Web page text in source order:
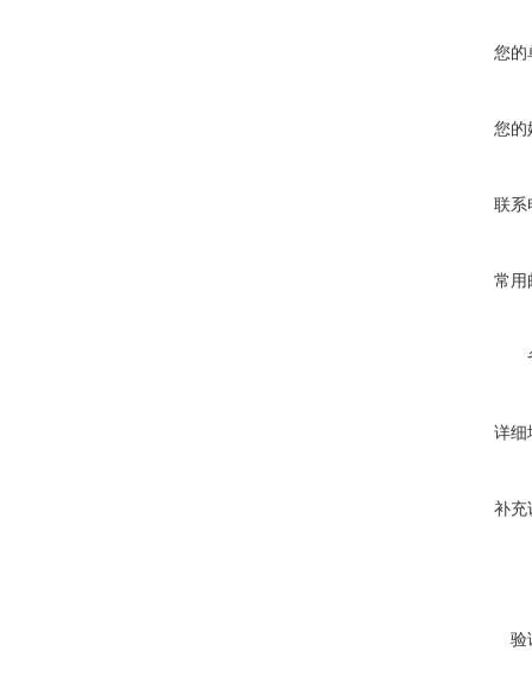
您的
您的
联系
常用
详细
补充
验